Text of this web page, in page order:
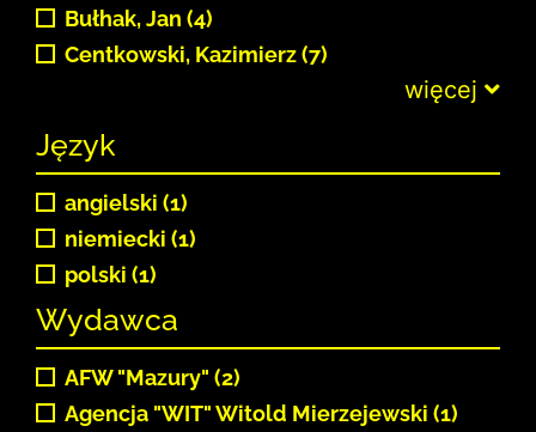
Bułhak, Jan (4)
Centkowski, Kazimierz (7)
więcej
Język
angielski (1)
niemiecki (1)
polski (1)
Wydawca
AFW "Mazury" (2)
Agencja "WIT" Witold Mierzejewski (1)